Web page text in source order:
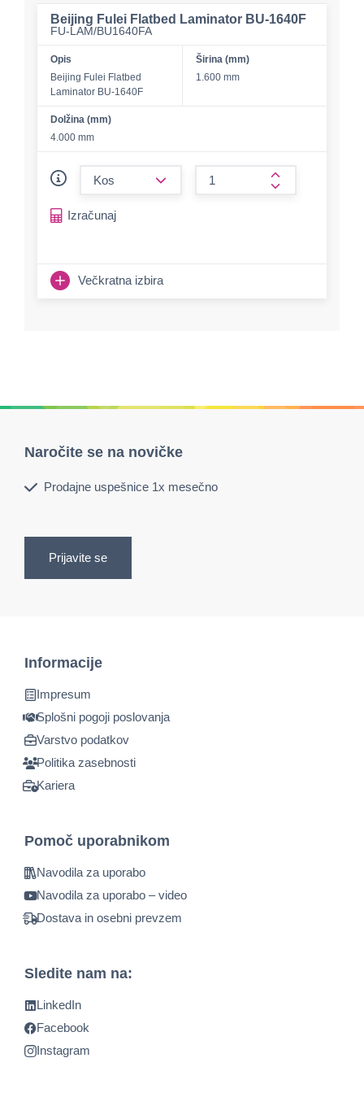
Beijing Fulei Flatbed Laminator BU-1640F
FU-LAM/BU1640FA
Opis
Beijing Fulei Flatbed
Laminator BU-1640F
Širina (mm)
1.600 mm
Dolžina (mm)
4.000 mm
form.increase-
Izračunaj
Večkratna izbira
Naročite se na novičke
Prodajne uspešnice 1x mesečno
Prijavite se
Informacije
Impresum
Splošni pogoji poslovanja
Varstvo podatkov
Politika zasebnosti
Kariera
Pomoč uporabnikom
Navodila za uporabo
Navodila za uporabo – video
Dostava in osebni prevzem
Sledite nam na:
LinkedIn
Facebook
Instagram